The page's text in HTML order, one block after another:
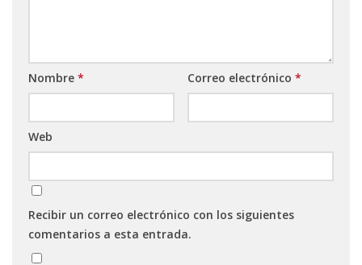
Nombre * Correo electrónico *
Web
Recibir un correo electrónico con los siguientes
comentarios a esta entrada.